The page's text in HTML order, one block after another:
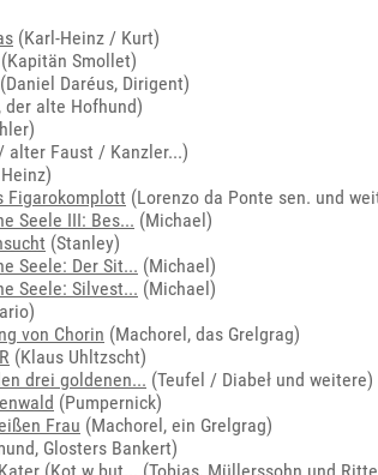
(Karl-Heinz / Kurt)
(Kapitän Smollet)
(Daniel Daréus, Dirigent)
der alte Hofhund)
alter Faust / Kanzler...)
Figarokomplott (Lorenzo da Ponte sen. und
Seele III: Bes... (Michael)
(Stanley)
Seele: Der Sit... (Michael)
Seele: Silvest... (Michael)
von Chorin (Machorel, das Grelgrag)
(Klaus Uhltzscht)
drei goldenen... (Teufel / Diabeł und weitere)
(Pumpernick)
Frau (Machorel, ein Grelgrag)
Glosters Bankert)